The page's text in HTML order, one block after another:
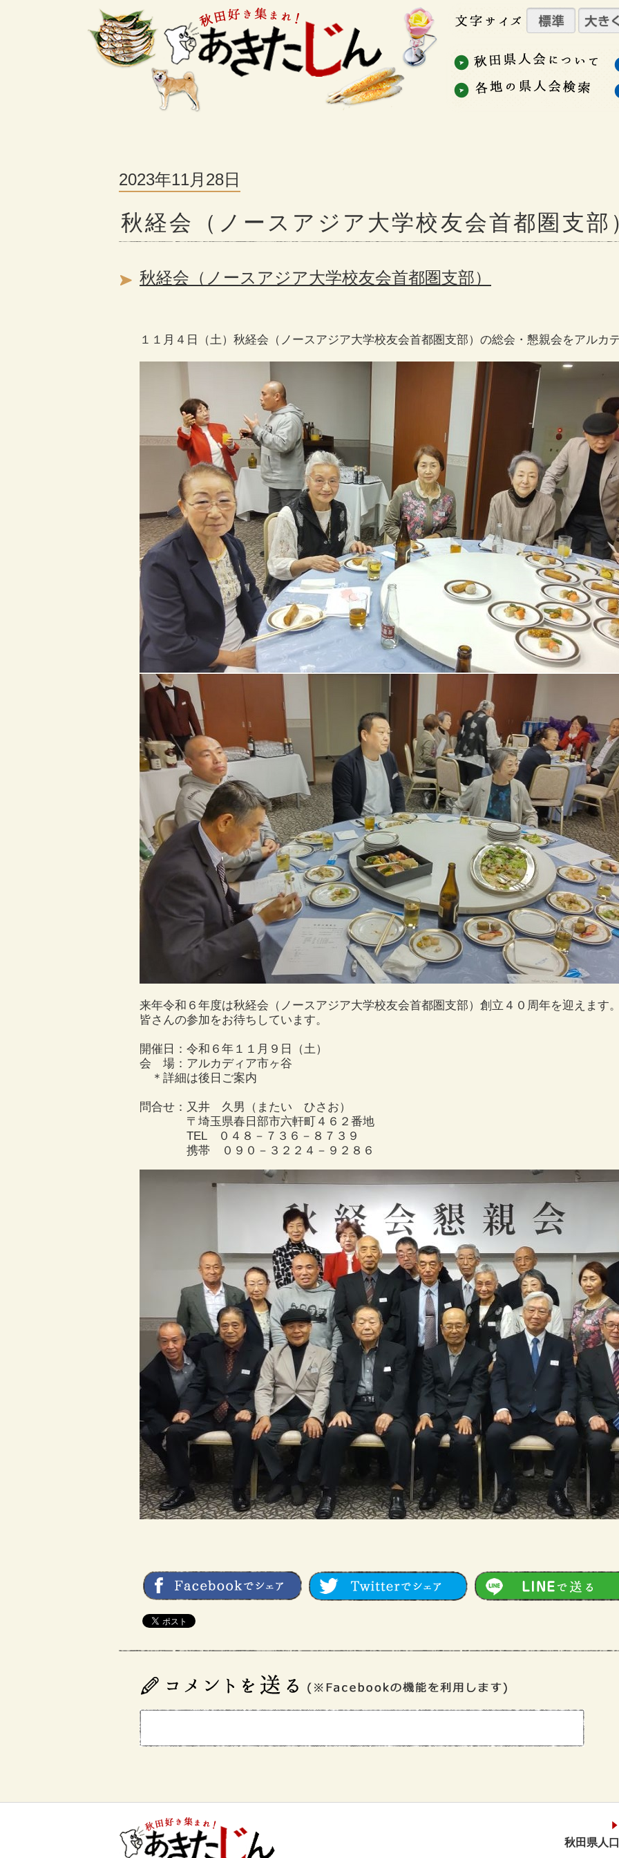
2023年11月28日
秋経会（ノースアジア大学校友会首都圏支
秋経会（ノースアジア大学校友会首都圏支部）
１１月４日（土）秋経会（ノースアジア大学校友会首都圏支部）の総会・懇親会をアルカ
来年令和６年度は秋経会（ノースアジア大学校友会首都圏支部）創立４０周年を迎えます
皆さんの参加をお待ちしています。
開催日：令和６年１１月９日（土）
会 場：アルカディア市ヶ谷
＊詳細は後日ご案内
問合せ：又井 久男（またい ひさお）
〒埼玉県春日部市六軒町４６２番地
TEL ０４８－７３６－８７３９
携帯 ０９０－３２２４－９２８６
秋田県人